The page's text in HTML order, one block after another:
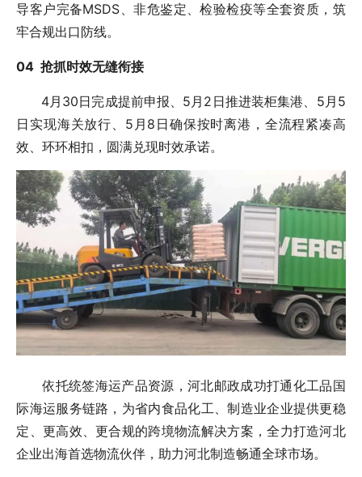
导客户完备MSDS、非危鉴定、检验检疫等全套资质，筑
牢合规出口防线。
04 抢抓时效无缝衔接
4月30日完成提前申报、5月2日推进装柜集港、5月5
日实现海关放行、5月8日确保按时离港，全流程紧凑高
效、环环相扣，圆满兑现时效承诺。
依托统签海运产品资源，河北邮政成功打通化工品国
际海运服务链路，为省内食品化工、制造业企业提供更稳
定、更高效、更合规的跨境物流解决方案，全力打造河北
企业出海首选物流伙伴，助力河北制造畅通全球市场。